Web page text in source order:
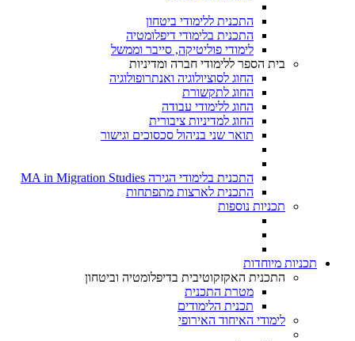
התכנית ללימודי ביטחון
התכנית בלימודי דיפלומטיה
לימודי פוליטיקה, סייבר וממשל
בית הספר ללימודי חברה ומדיניות
החוג לסוציולוגיה ואנתרופולוגיה
החוג לתקשורת
החוג ללימודי עבודה
החוג למדיניות ציבורית
תואר שני בניהול סכסוכים וגישור
התכנית בלימודי הגירה MA in Migration Studies​
התכנית לארצות מתפתחות
תכניות נוספות
תכניות מיוחדות
התכנית האקזקוטיבית בדיפלומטיה וביטחון
מטרת התכנית
תכנית הלימודים
לימודי האיחוד האירופי